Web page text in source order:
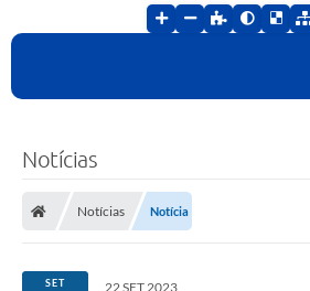
Notícias
Notícias Notícia
SET 22 SET 2023